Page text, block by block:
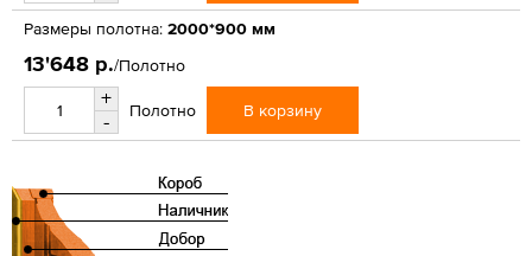
Размеры полотна: 2000*900 мм
13'648 р./Полотно
+
-
Полотно В корзину